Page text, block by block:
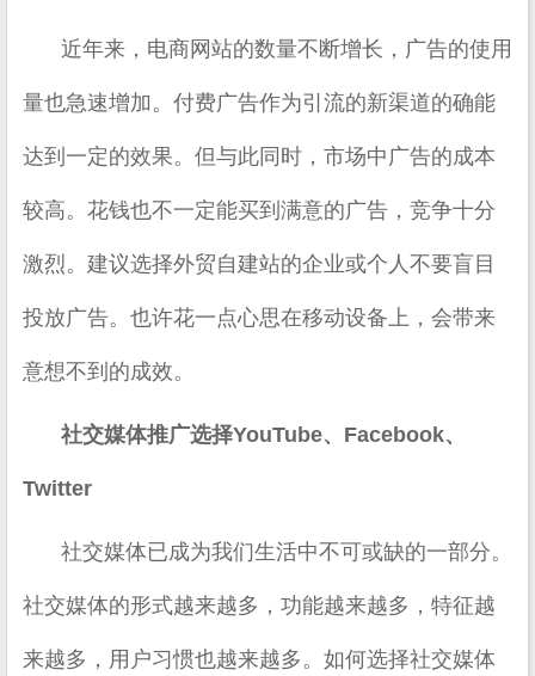
近年来，电商网站的数量不断增长，广告的使用
量也急速增加。付费广告作为引流的新渠道的确能
达到一定的效果。但与此同时，市场中广告的成本
较高。花钱也不一定能买到满意的广告，竞争十分
激烈。建议选择外贸自建站的企业或个人不要盲目
投放广告。也许花一点心思在移动设备上，会带来
意想不到的成效。
社交媒体推广选择YouTube、Facebook、
Twitter
社交媒体已成为我们生活中不可或缺的一部分。
社交媒体的形式越来越多，功能越来越多，特征越
来越多，用户习惯也越来越多。如何选择社交媒体